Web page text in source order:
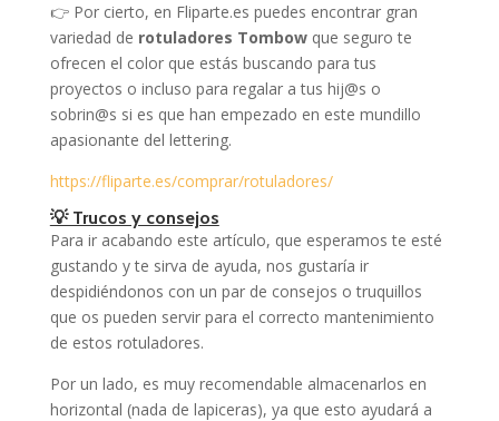
👉 Por cierto, en Fliparte.es puedes encontrar gran
variedad de rotuladores Tombowque seguro te
ofrecen el color que estás buscando para tus
proyectos o incluso para regalar a tus hij@s o
sobrin@s si es que han empezado en este mundillo
apasionante del lettering.
https://fliparte.es/comprar/rotuladores/
💡 Trucos y consejos
Para ir acabando este artículo, que esperamos te esté
gustando y te sirva de ayuda, nos gustaría ir
despidiéndonos con un par de consejos o truquillos
que os pueden servir para el correcto mantenimiento
de estos rotuladores.
Por un lado, es muy recomendable almacenarlos en
horizontal (nada de lapiceras), ya que esto ayudará a